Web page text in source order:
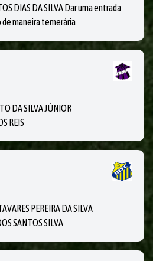
DIAS DA SILVA Dar uma entrada
maneira temerária
DA SILVA JÚNIOR
REIS
PEREIRA DA SILVA
SANTOS SILVA